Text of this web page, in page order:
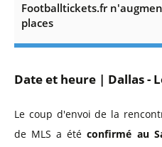
Footballtickets.fr
places
Date et heure | Dallas -
Le coup d'envoi de la
de MLS a étéconfirmé au